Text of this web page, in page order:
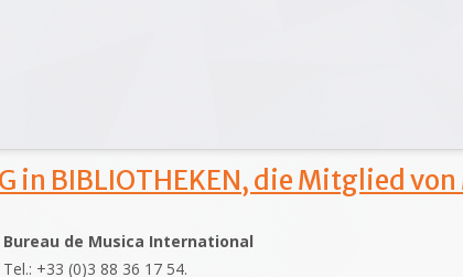
in BIBLIOTHEKEN, die Mitglied von
Bureau de Musica International
Tel.: +33 (0)3 88 36 17 54.